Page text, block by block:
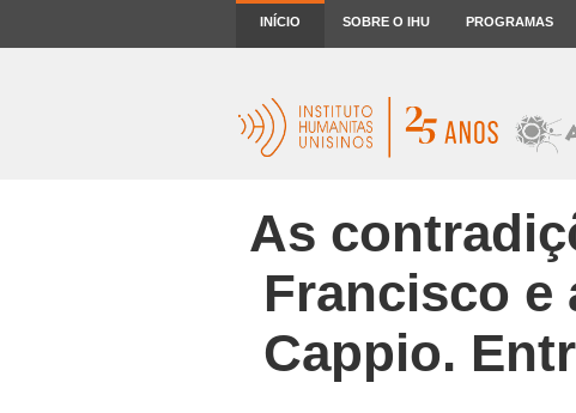
INÍCIO SOBRE O IHU PROGRAMAS
As
Francisco e
Cappio.